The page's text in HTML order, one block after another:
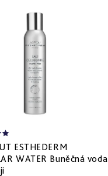
ESTHEDERM
WATER Buněčná voda